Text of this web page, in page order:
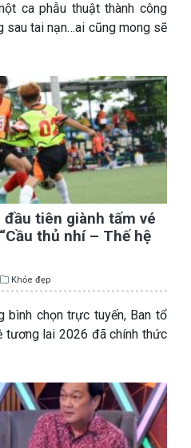
ca phẫu thuật thành công
sau tai nạn…ai cũng mong sẽ
tiên giành tấm vé
thủ nhí – Thế hệ
Khỏe đẹp
bình chọn trực tuyến, Ban tổ
tương lai 2026 đã chính thức